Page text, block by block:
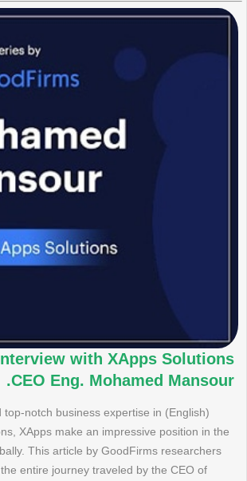
with XApps Solutions
CEO Eng. Mohamed Mansour.
and top-notch business expertise in
XApps make an impressive position in the
This article by GoodFirms researchers
entire journey traveled by the CEO of